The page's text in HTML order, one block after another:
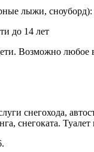
лыжи, сноуборд):
до 14 лет
Возможно любое
снегохода,
снегоката.